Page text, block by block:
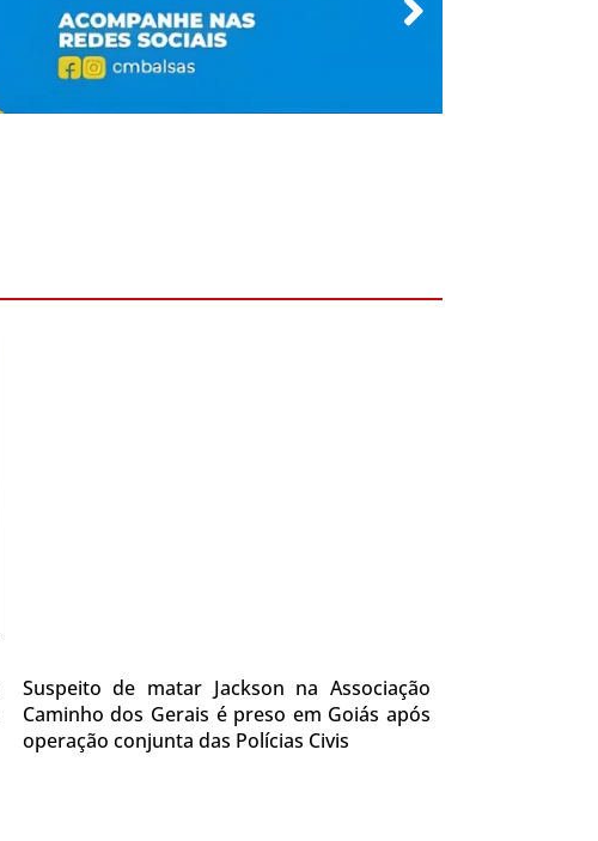
Suspeito de matar Jackson na Associação
Caminho dos Gerais é preso em Goiás após
operação conjunta das Polícias Civis